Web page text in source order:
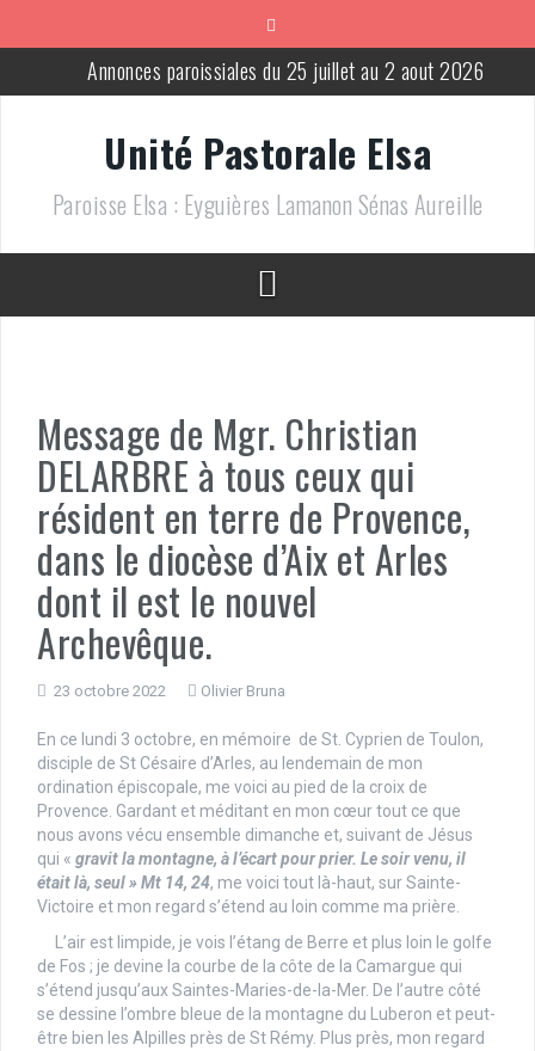
Annonces paroissiales du 25 juillet au 2 aout 2026
Messes pour le mois de juillet 2026
Annonces paroissiales du 13 au 21 juin 2026
Annonces paroissiales du 6 au 14 juin 2026
Annonces paroissiales du 2 au 9 août 2026
Unité Pastorale Elsa
Paroisse Elsa : Eyguières Lamanon Sénas Aureille
Message de Mgr. Christian
DELARBRE à tous ceux qui
résident en terre de Provence,
dans le diocèse d’Aix et Arles
dont il est le nouvel
Archevêque.
23 octobre 2022 Olivier Bruna
En ce lundi 3 octobre, en mémoire de St. Cyprien de Toulon,
disciple de St Césaire d’Arles, au lendemain de mon
ordination épiscopale, me voici au pied de la croix de
Provence. Gardant et méditant en mon cœur tout ce que
nous avons vécu ensemble dimanche et, suivant de Jésus
qui « gravit la montagne, à l’écart pour prier. Le soir venu, il
était là, seul »Mt 14, 24, me voici tout là-haut, sur Sainte-
Victoire et mon regard s’étend au loin comme ma prière.
L’air est limpide, je vois l’étang de Berre et plus loin le golfe
de Fos ; je devine la courbe de la côte de la Camargue qui
s’étend jusqu’aux Saintes-Maries-de-la-Mer. De l’autre côté
se dessine l’ombre bleue de la montagne du Luberon et peut-
être bien les Alpilles près de St Rémy. Plus près, mon regard